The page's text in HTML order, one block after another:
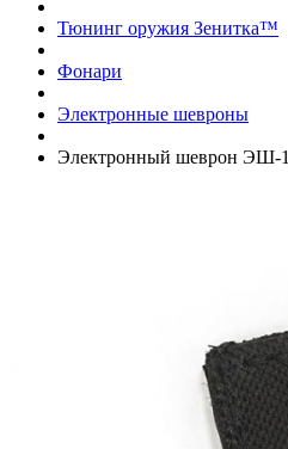
Тюнинг оружия Зенитка™
Фонари
Электронные шевроны
Электронный шеврон ЭШ-1